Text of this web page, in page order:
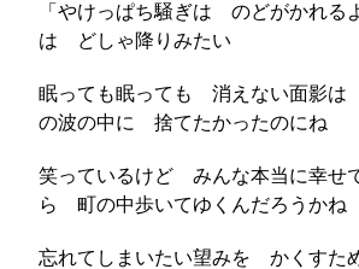
「やけっぱち騒ぎは のどがかれ
は どしゃ降りみたい
眠っても眠っても 消えない面影は
の波の中に 捨てたかったのにね
笑っているけど みんな本当に幸
ら 町の中歩いてゆくんだろうかね
忘れてしまいたい望みを かくす